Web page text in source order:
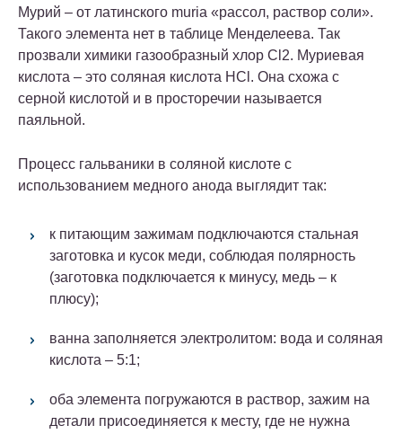
Мурий – от латинского muria «рассол, раствор соли».
Такого элемента нет в таблице Менделеева. Так
прозвали химики газообразный хлор Cl2. Муриевая
кислота – это соляная кислота HCl. Она схожа с
серной кислотой и в просторечии называется
паяльной.
Процесс гальваники в соляной кислоте с
использованием медного анода выглядит так:
к питающим зажимам подключаются стальная
заготовка и кусок меди, соблюдая полярность
(заготовка подключается к минусу, медь – к
плюсу);
ванна заполняется электролитом: вода и соляная
кислота – 5:1;
оба элемента погружаются в раствор, зажим на
детали присоединяется к месту, где не нужна